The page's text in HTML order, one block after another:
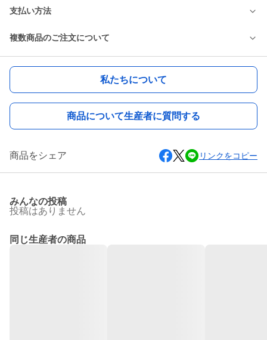
支払い方法
複数商品のご注文について
私たちについて
商品について生産者に質問する
商品をシェア リンクをコピー
みんなの投稿
投稿はありません
同じ生産者の商品